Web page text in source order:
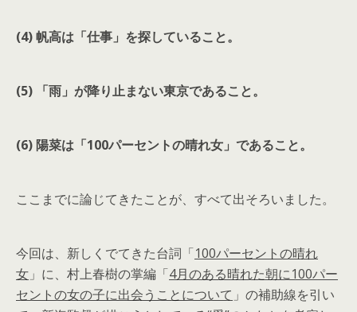
(4) 帆高は「仕事」を探していること。
(5) 「雨」が降り止まない東京であること。
(6) 陽菜は「100パーセントの晴れ女」であること。
ここまでに論じてきたことが、すべて出そろいました。
今回は、新しくでてきた台詞「100パーセントの晴れ
女 」に、村上春樹の掌編「4月のある晴れた朝に100パー
セントの女の子に出会うことについて 」の補助線を引い